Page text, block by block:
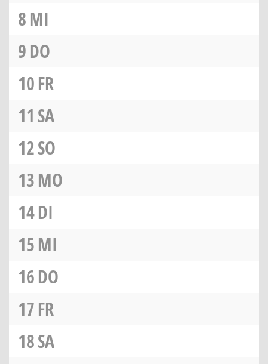
8MI
9DO
10FR
11 SA
12SO
13MO
14DI
15MI
16DO
17FR
18SA